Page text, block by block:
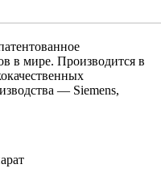
в мире. Производится в
— Siemens,